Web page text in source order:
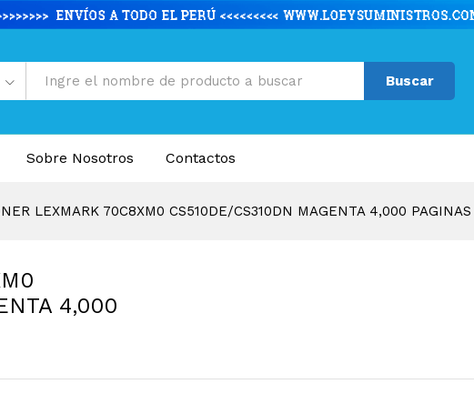
Buscar
Sobre Nosotros Contactos
LEXMARK 70C8XM0 CS510DE/CS310DN MAGENTA 4,000 PAGINAS
4,000
Especificaciones Valoraciones (0)